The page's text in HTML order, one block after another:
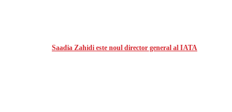
Saadia Zahidi este noul director general al IATA